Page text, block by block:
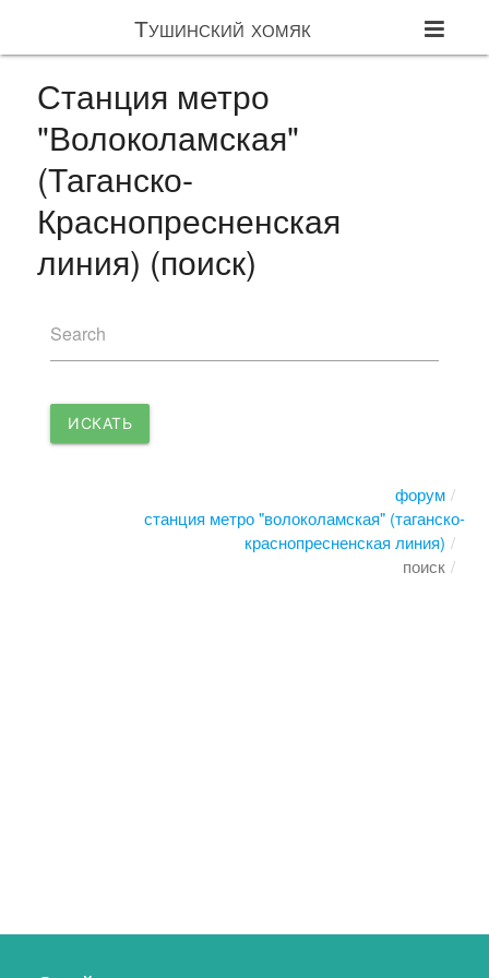
Тушинский хомяк
Станция метро
"Волоколамская"
(Таганско-
Краснопресненская
линия) (поиск)
Search
ИСКАТЬ
форум
станция метро "волоколамская" (таганско-
краснопресненская линия)
поиск